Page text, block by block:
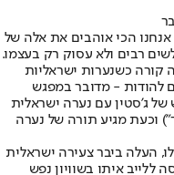
אנחנו הכי אוהבים את אלה של
רבים ולא עסוק רק בעצמו.
קורה כשנערות ישראליות
להודות - מדובר במפגש
ג'סטין עם נערה ישראלית
") וכעת מגיע תורה של נערה
העלה ביבר צעירה ישראלית
איתו בשוויון נפש